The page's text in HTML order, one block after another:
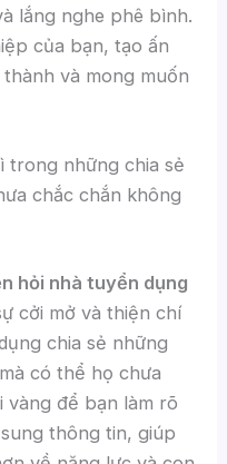
lắng nghe phê bình.
của bạn, tạo ấn
và mong muốn
trong những chia sẻ
chắc chắn không
hỏi nhà tuyển dụng
cởi mở và thiện chí
chia sẻ những
có thể họ chưa
vàng để bạn làm rõ
thông tin, giúp